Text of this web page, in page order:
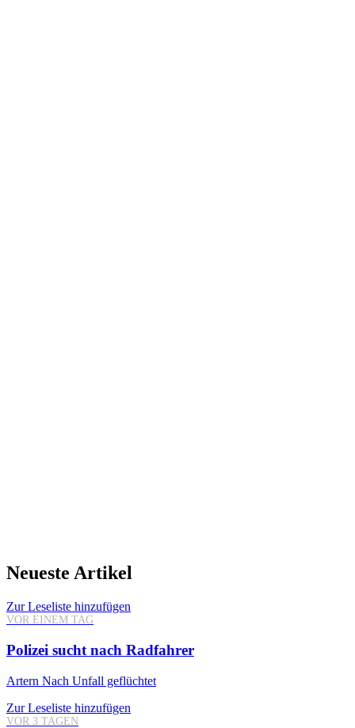
Neueste Artikel
Zur Leseliste hinzufügen
VOR EINEM TAG
Polizei sucht nach Radfahrer
Artern Nach Unfall geflüchtet
Zur Leseliste hinzufügen
VOR 3 TAGEN